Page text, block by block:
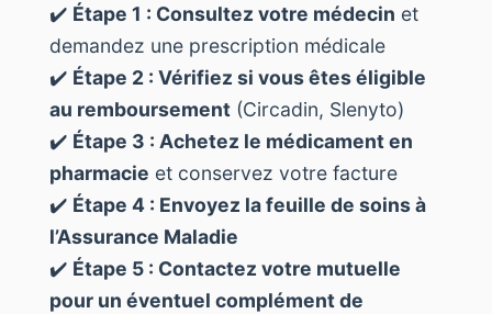
✔️ Étape 1 : Consultez votre médecin et
demandez une prescription médicale
✔️ Étape 2 : Vérifiez si vous êtes éligible
au remboursement (Circadin, Slenyto)
✔️ Étape 3 : Achetez le médicament en
pharmacie et conservez votre facture
✔️ Étape 4 : Envoyez la feuille de soins à
l’Assurance Maladie
✔️ Étape 5 : Contactez votre mutuelle
pour un éventuel complément de